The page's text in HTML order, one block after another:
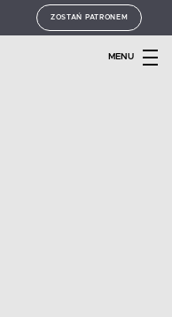
ZOSTAŃ PATRONEM
MENU